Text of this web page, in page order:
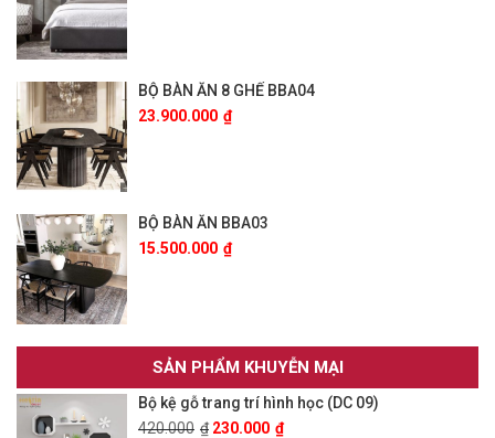
BỘ BÀN ĂN 8 GHẾ BBA04
23.900.000 ₫
BỘ BÀN ĂN BBA03
15.500.000 ₫
SẢN PHẨM KHUYỄN MẠI
Bộ kệ gỗ trang trí hình học (DC 09)
420.000 ₫ 230.000 ₫